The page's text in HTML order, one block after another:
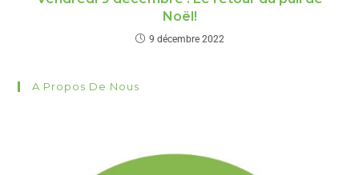
Noël!
9 décembre 2022
A Propos De Nous